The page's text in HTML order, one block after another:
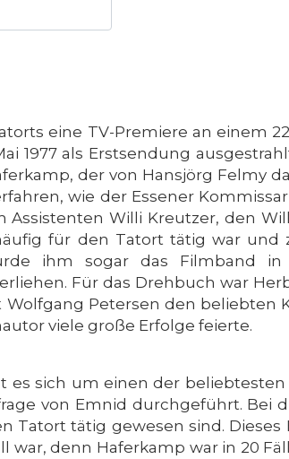
eine TV-Premiere an einem
1977 als Erstsendung
der von Hansjörg Felmy
wie der Essener
Willi Kreutzer, den
für den Tatort tätig war und
ihm sogar das Filmband
Für das Drehbuch war
Petersen den beliebten
viele große Erfolge feierte.
es sich um einen der
von Emnid durchgeführt. Bei
Tatort tätig gewesen sind.
denn Haferkamp war in 20